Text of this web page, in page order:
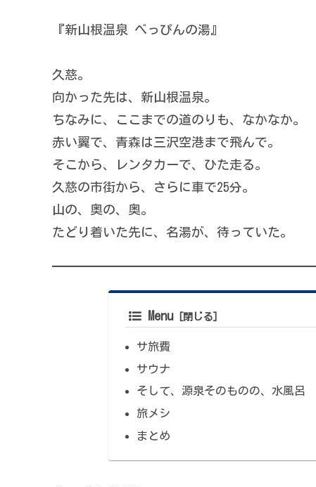
『新山根温泉 べっぴんの湯』
久慈。
向かった先は、新山根温泉。
ちなみに、ここまでの道のりも、なかなか。
赤い翼で、青森は三沢空港まで飛んで。
そこから、レンタカーで、ひた走る。
久慈の市街から、さらに車で25分。
山の、奥の、奥。
たどり着いた先に、名湯が、待っていた。
Menu
サ旅費
サウナ
そして、源泉そのものの、水風呂
旅メシ
まとめ